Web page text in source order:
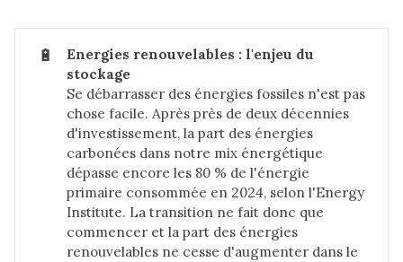
🔋
Energies renouvelables : l'enjeu du
stockage
Se débarrasser des énergies fossiles n'est pas
chose facile. Après près de deux décennies
d'investissement, la part des énergies
carbonées dans notre mix énergétique
dépasse encore les 80 % de l'énergie
primaire consommée en 2024, selon l'Energy
Institute. La transition ne fait donc que
commencer et la part des énergies
renouvelables ne cesse d'augmenter dans le